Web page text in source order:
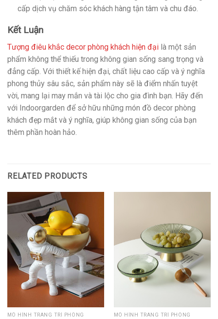
cấp dịch vụ chăm sóc khách hàng tận tâm và chu đáo.
Kết Luận
Tượng điêu khắc decor phòng khách hiện đại là một sản
phẩm không thể thiếu trong không gian sống sang trọng và
đẳng cấp. Với thiết kế hiện đại, chất liệu cao cấp và ý nghĩa
phong thủy sâu sắc, sản phẩm này sẽ là điểm nhấn tuyệt
vời, mang lại may mắn và tài lộc cho gia đình bạn. Hãy đến
với Indoorgarden để sở hữu những món đồ decor phòng
khách đẹp mắt và ý nghĩa, giúp không gian sống của bạn
thêm phần hoàn hảo.
RELATED PRODUCTS
MÔ HÌNH TRANG TRÍ PHÒNG MÔ HÌNH TRANG TRÍ PHÒNG